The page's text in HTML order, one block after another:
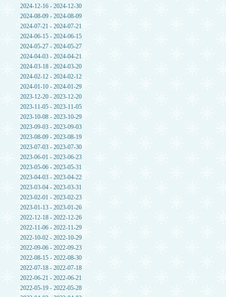
2024-12-16 - 2024-12-30
2024-08-09 - 2024-08-09
2024-07-21 - 2024-07-21
2024-06-15 - 2024-06-15
2024-05-27 - 2024-05-27
2024-04-03 - 2024-04-21
2024-03-18 - 2024-03-20
2024-02-12 - 2024-02-12
2024-01-10 - 2024-01-29
2023-12-20 - 2023-12-20
2023-11-05 - 2023-11-05
2023-10-08 - 2023-10-29
2023-09-03 - 2023-09-03
2023-08-09 - 2023-08-19
2023-07-03 - 2023-07-30
2023-06-01 - 2023-06-23
2023-05-06 - 2023-05-31
2023-04-03 - 2023-04-22
2023-03-04 - 2023-03-31
2023-02-01 - 2023-02-23
2023-01-13 - 2023-01-26
2022-12-18 - 2022-12-26
2022-11-06 - 2022-11-29
2022-10-02 - 2022-10-29
2022-09-06 - 2022-09-23
2022-08-15 - 2022-08-30
2022-07-18 - 2022-07-18
2022-06-21 - 2022-06-21
2022-05-19 - 2022-05-28